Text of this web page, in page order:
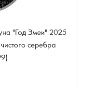
"Год Змеи" 2025
серебра